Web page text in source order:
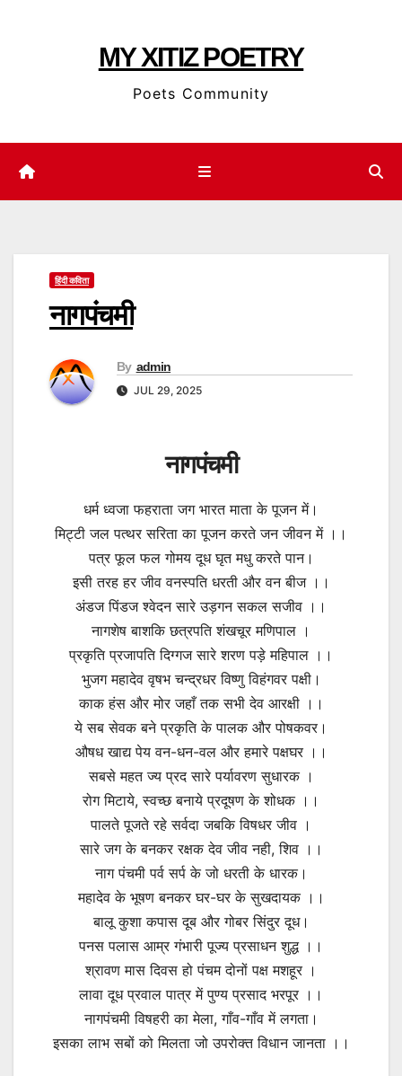
MY XITIZ POETRY
Poets Community
हिंदी कविता
नागपंचमी
By admin
JUL 29, 2025
नागपंचमी
धर्म ध्वजा फहराता जग भारत माता के पूजन में।
मिट्टी जल पत्थर सरिता का पूजन करते जन जीवन में ।।
पत्र फूल फल गोमय दूध घृत मधु करते पान।
इसी तरह हर जीव वनस्पति धरती और वन बीज ।।
अंडज पिंडज श्वेदन सारे उड़गन सकल सजीव ।।
नागशेष बाशकि छत्रपति शंखचूर मणिपाल ।
प्रकृति प्रजापति दिग्गज सारे शरण पड़े महिपाल ।।
भुजग महादेव वृषभ चन्द्रधर विष्णु विहंगवर पक्षी।
काक हंस और मोर जहाँ तक सभी देव आरक्षी ।।
ये सब सेवक बने प्रकृति के पालक और पोषकवर।
औषध खाद्य पेय वन-धन-वल और हमारे पक्षघर ।।
सबसे महत ज्य प्रद सारे पर्यावरण सुधारक ।
रोग मिटाये, स्वच्छ बनाये प्रदूषण के शोधक ।।
पालते पूजते रहे सर्वदा जबकि विषधर जीव ।
सारे जग के बनकर रक्षक देव जीव नही, शिव ।।
नाग पंचमी पर्व सर्प के जो धरती के धारक।
महादेव के भूषण बनकर घर-घर के सुखदायक ।।
बालू कुशा कपास दूब और गोबर सिंदुर दूध।
पनस पलास आम्र गंभारी पूज्य प्रसाधन शुद्ध ।।
श्रावण मास दिवस हो पंचम दोनों पक्ष मशहूर ।
लावा दूध प्रवाल पात्र में पुण्य प्रसाद भरपूर ।।
नागपंचमी विषहरी का मेला, गाँव-गाँव में लगता।
इसका लाभ सबों को मिलता जो उपरोक्त विधान जानता ।।